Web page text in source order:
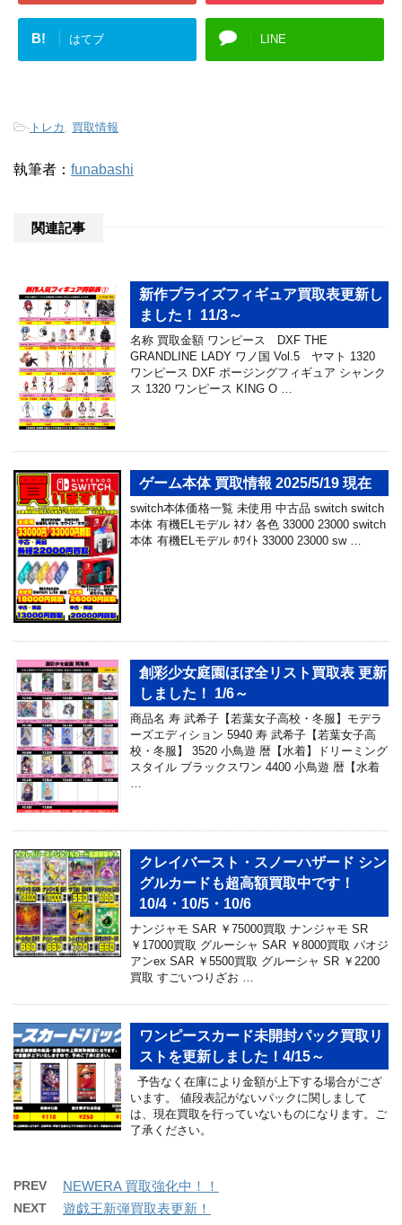
B! はてブ LINE
- トレカ 買取情報
執筆者： funabashi
関連記事
新作プライズフィギュア買取表更新し
ました！ 11/3～
名称 買取金額 ワンピース DXF THE
GRANDLINE LADY ワノ国 Vol.5 ヤマト 1320
ワンピース DXF ポージングフィギュア シャンク
ス 1320 ワンピース KING O …
ゲーム本体 買取情報 2025/5/19 現在
switch本体価格一覧 未使用 中古品 switch switch
本体 有機ELモデル ﾈｵﾝ 各色 33000 23000 switch
本体 有機ELモデル ﾎﾜｲﾄ 33000 23000 sw …
創彩少女庭園ほぼ全リスト買取表 更新
しました！ 1/6～
商品名 寿 武希子【若葉女子高校・冬服】モデラ
ーズエディション 5940 寿 武希子【若葉女子高
校・冬服】 3520 小鳥遊 暦【水着】ドリーミング
スタイル ブラックスワン 4400 小鳥遊 暦【水着
…
クレイバースト・スノーハザード シン
グルカードも超高額買取中です！
10/4・10/5・10/6
ナンジャモ SAR ￥75000買取 ナンジャモ SR
￥17000買取 グルーシャ SAR ￥8000買取 パオジ
アンex SAR ￥5500買取 グルーシャ SR ￥2200
買取 すごいつりざお …
ワンピースカード未開封パック買取リ
ストを更新しました！4/15～
予告なく在庫により金額が上下する場合がござ
います。 値段表記がないパックに関しまして
は、現在買取を行っていないものになります。ご
了承ください。
PREV NEWERA 買取強化中！！
NEXT 遊戯王新弾買取表更新！